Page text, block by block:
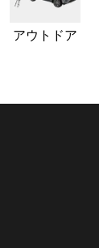
アウトドア